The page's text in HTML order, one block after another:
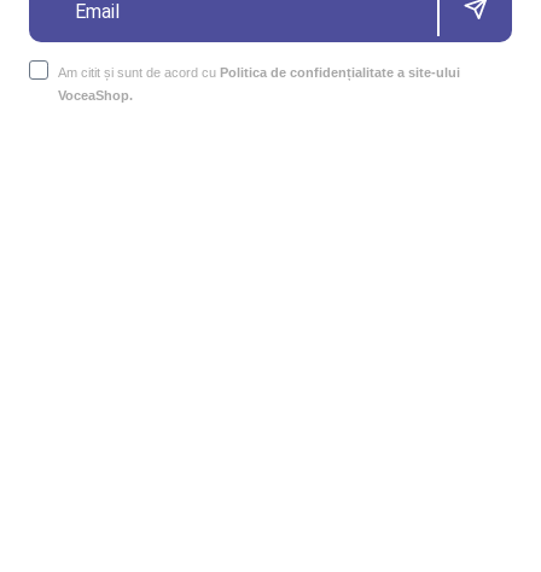
Am citit și sunt de acord cu Politica de confidențialitate a site-ului
VoceaShop.